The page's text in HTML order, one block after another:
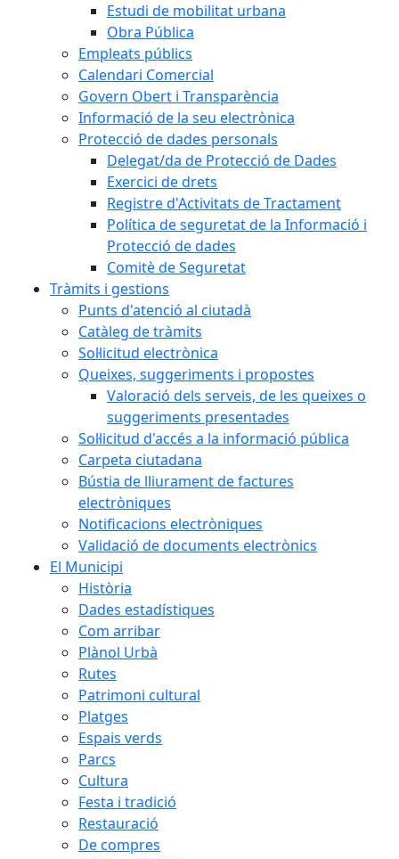
Estudi de mobilitat urbana
Obra Pública
Empleats públics
Calendari Comercial
Govern Obert i Transparència
Informació de la seu electrònica
Protecció de dades personals
Delegat/da de Protecció de Dades
Exercici de drets
Registre d'Activitats de Tractament
Política de seguretat de la Informació i
Protecció de dades
Comitè de Seguretat
Tràmits i gestions
Punts d'atenció al ciutadà
Catàleg de tràmits
Sol·licitud electrònica
Queixes, suggeriments i propostes
Valoració dels serveis, de les queixes o
suggeriments presentades
Sol·licitud d'accés a la informació pública
Carpeta ciutadana
Bústia de lliurament de factures
electròniques
Notificacions electròniques
Validació de documents electrònics
El Municipi
Història
Dades estadístiques
Com arribar
Plànol Urbà
Rutes
Patrimoni cultural
Platges
Espais verds
Parcs
Cultura
Festa i tradició
Restauració
De compres